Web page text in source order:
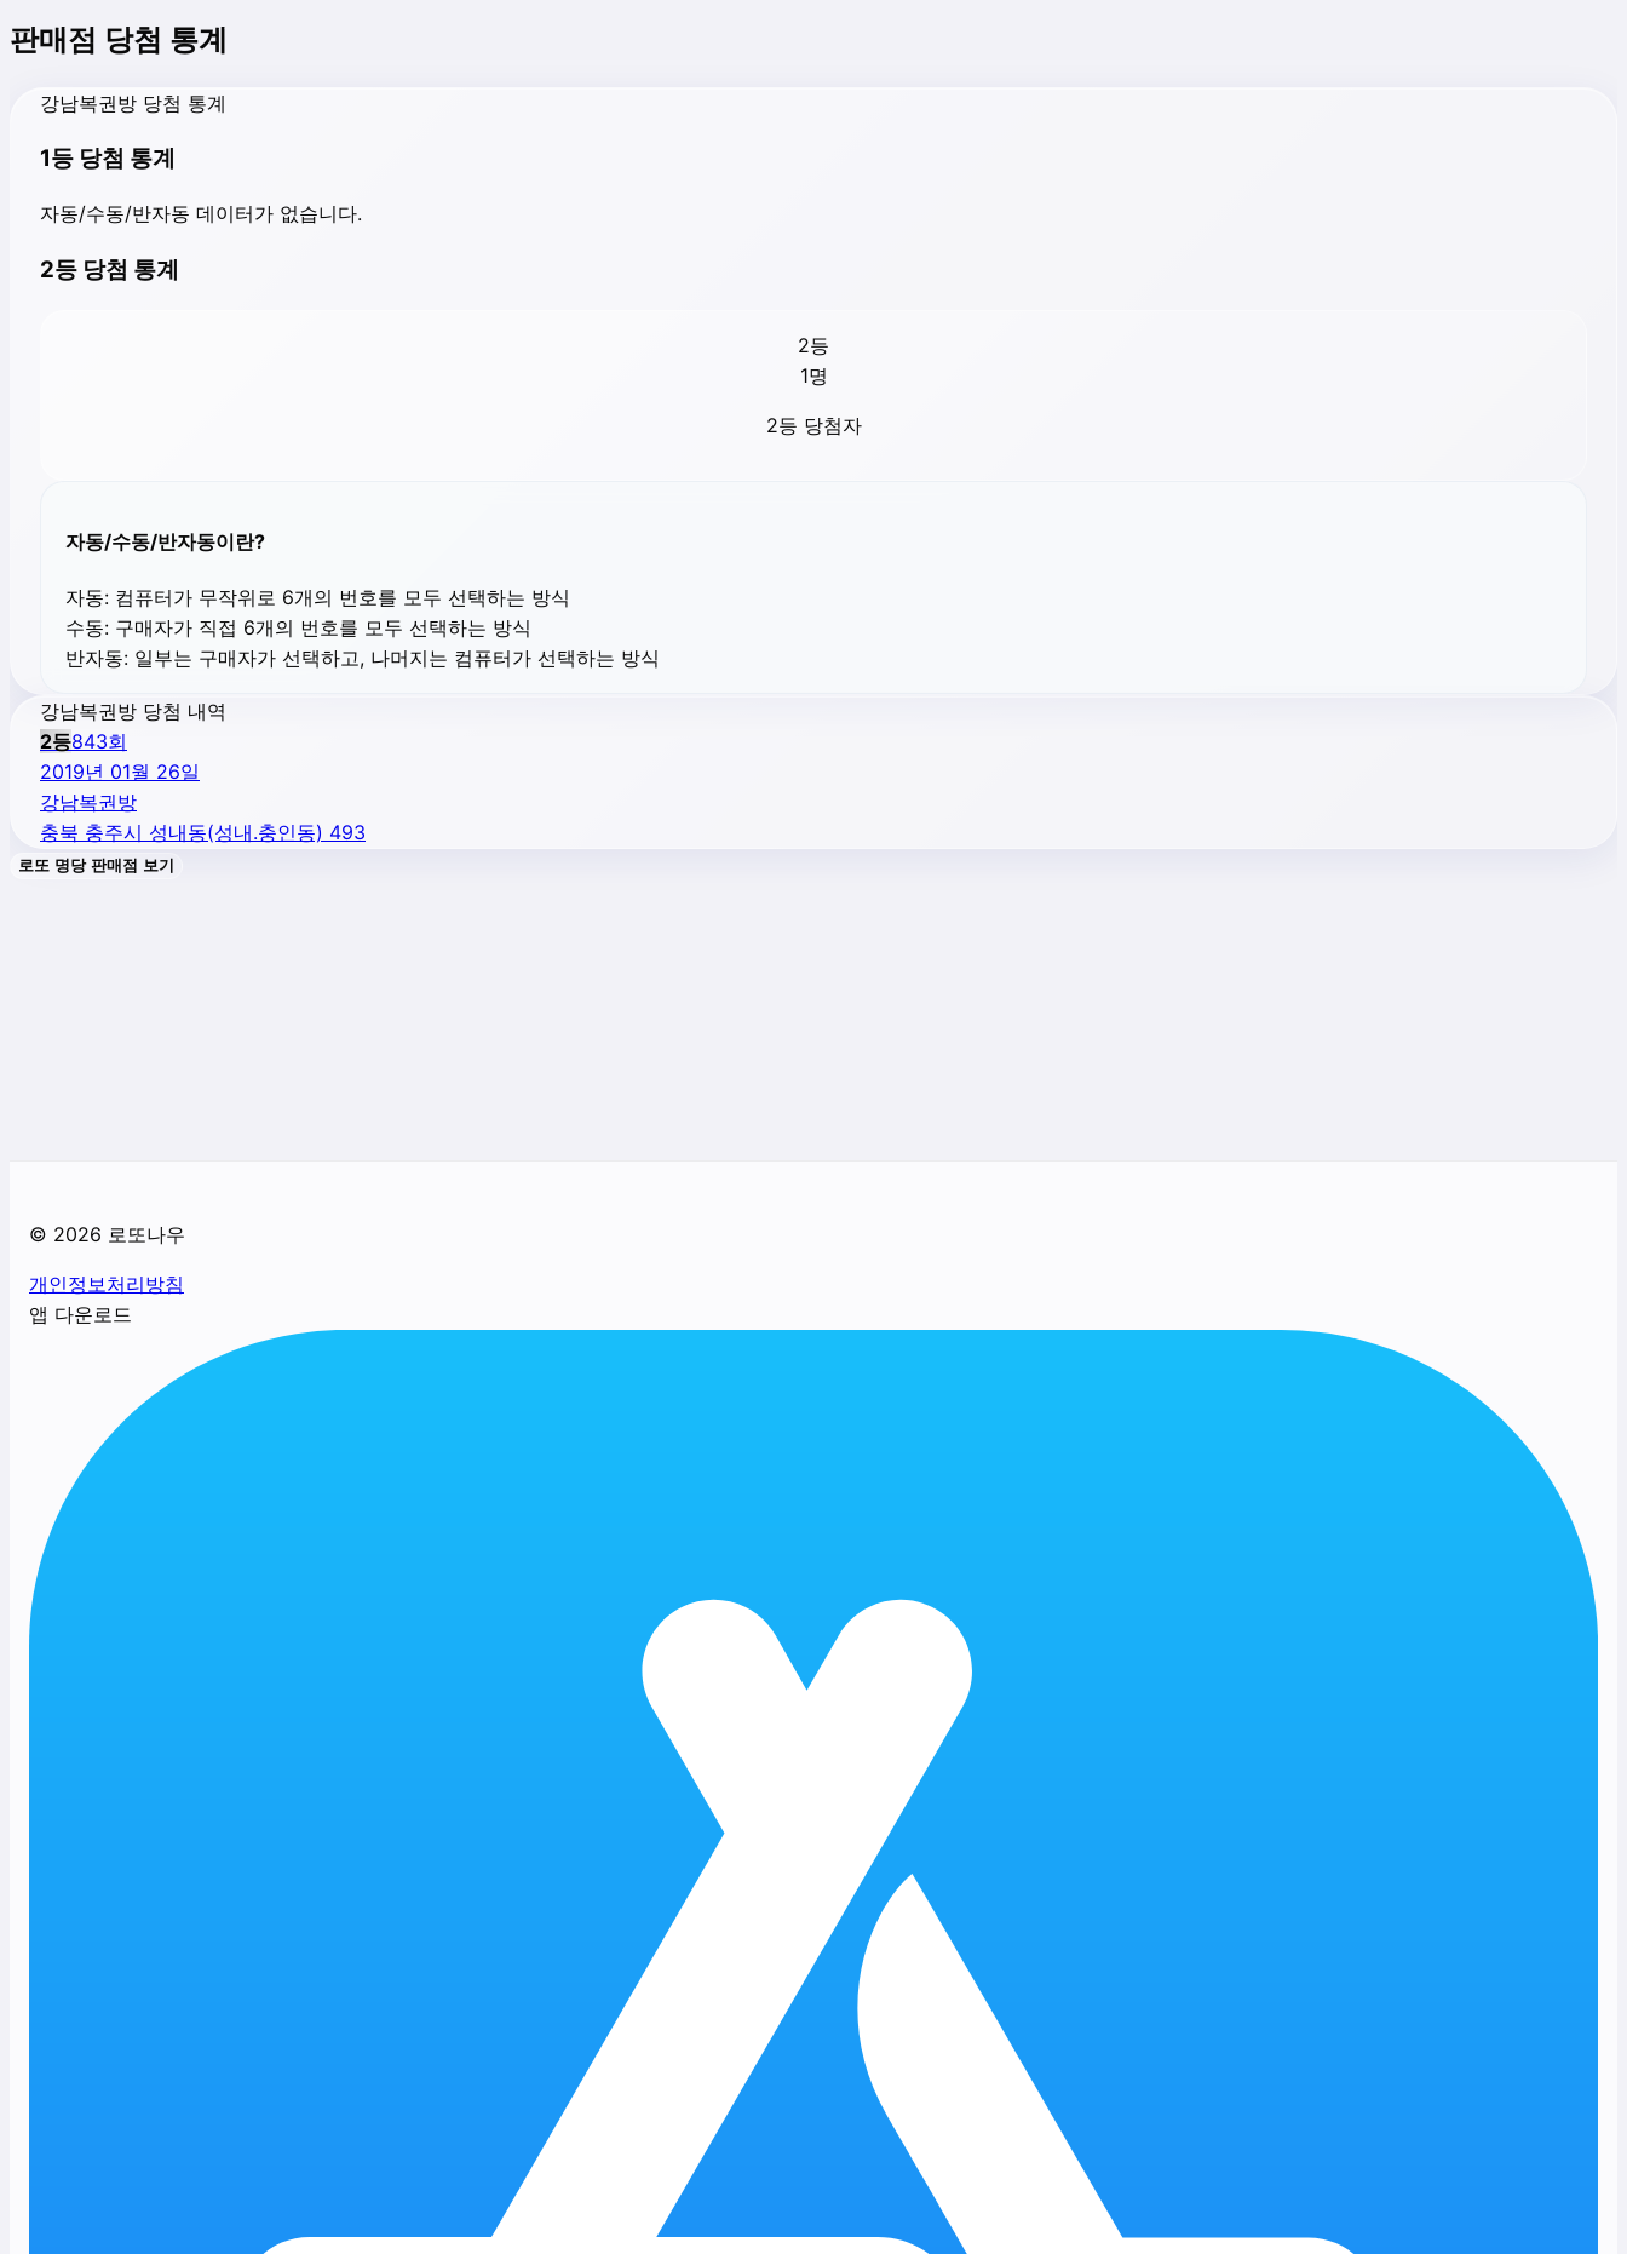
판매점 당첨 통계
강남복권방 당첨 통계
1등 당첨 통계
자동/수동/반자동 데이터가 없습니다.
2등 당첨 통계
2등
1명
2등 당첨자
자동/수동/반자동이란?
자동: 컴퓨터가 무작위로 6개의 번호를 모두 선택하는 방식
수동: 구매자가 직접 6개의 번호를 모두 선택하는 방식
반자동: 일부는 구매자가 선택하고, 나머지는 컴퓨터가 선택하는 방식
강남복권방 당첨 내역
2등843회
2019년 01월 26일
강남복권방
충북 충주시 성내동(성내.충인동) 493
로또 명당 판매점 보기
© 2026 로또나우
개인정보처리방침
앱 다운로드